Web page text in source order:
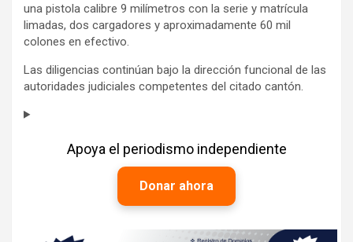
una pistola calibre 9 milímetros con la serie y matrícula
limadas, dos cargadores y aproximadamente 60 mil
colones en efectivo.
Las diligencias continúan bajo la dirección funcional de las
autoridades judiciales competentes del citado cantón.
Apoya el periodismo independiente
Donar ahora